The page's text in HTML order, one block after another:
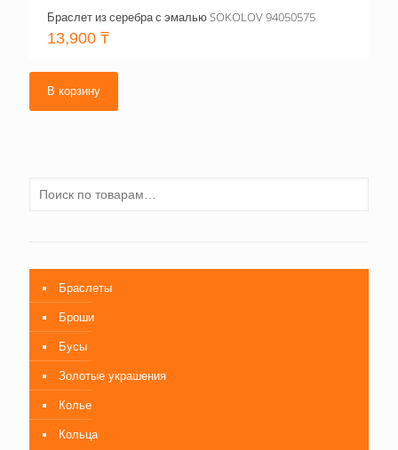
Браслет из серебра с эмалью SOKOLOV 94050575
13,900 ₸
В корзину
Браслеты
Броши
Бусы
Золотые украшения
Колье
Кольца